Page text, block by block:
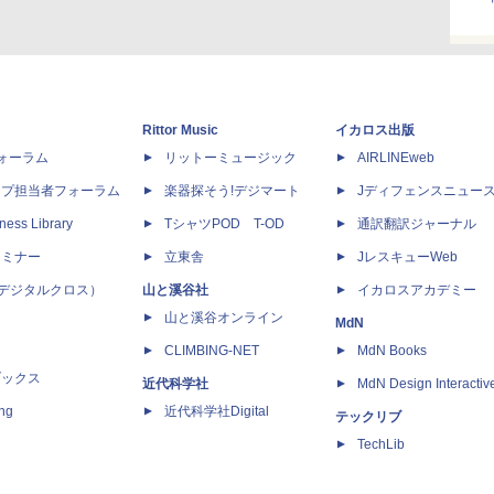
ーラム
担当者フォーラム
Library
ナー
ジタルクロス）
クス
Rittor Music
リットーミュージック
楽器探そう!デジマート
TシャツPOD T-OD
立東舎
山と溪谷社
山と溪谷オンライン
CLIMBING-NET
近代科学社
近代科学社Digital
イカロス出版
AIRLINEweb
Jディフェンスニュー
通訳翻訳ジャーナル
JレスキューWeb
イカロスアカデミー
MdN
MdN Books
MdN Design
テックリブ
TechLib